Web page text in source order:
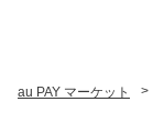
au PAY マーケット >